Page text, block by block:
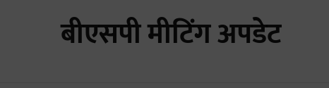
बीएसपी मीटिंग अपडेट